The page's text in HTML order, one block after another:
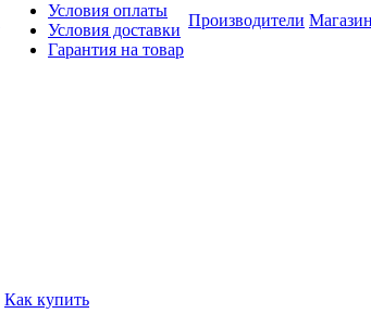
Условия оплаты
Условия доставки
Гарантия на товар
Производители
Как купить